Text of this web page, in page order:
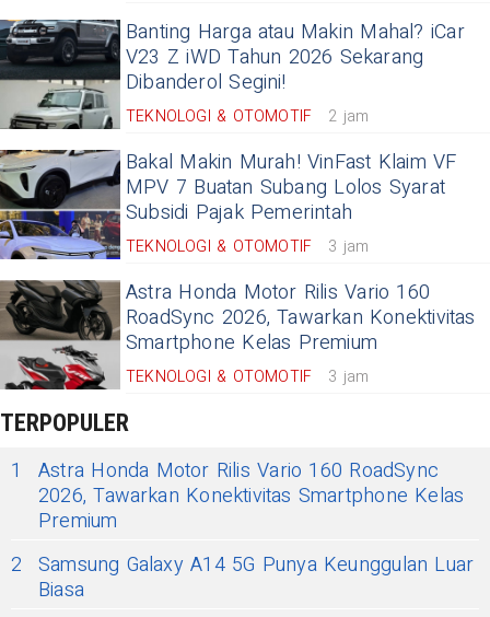
Banting Harga atau Makin Mahal? iCar
V23 Z iWD Tahun 2026 Sekarang
Dibanderol Segini!
TEKNOLOGI & OTOMOTIF 2 jam
Bakal Makin Murah! VinFast Klaim VF
MPV 7 Buatan Subang Lolos Syarat
Subsidi Pajak Pemerintah
TEKNOLOGI & OTOMOTIF 3 jam
Astra Honda Motor Rilis Vario 160
RoadSync 2026, Tawarkan Konektivitas
Smartphone Kelas Premium
TEKNOLOGI & OTOMOTIF 3 jam
TERPOPULER
1
Astra Honda Motor Rilis Vario 160 RoadSync
2026, Tawarkan Konektivitas Smartphone Kelas
Premium
2 Samsung Galaxy A14 5G Punya Keunggulan Luar
Biasa